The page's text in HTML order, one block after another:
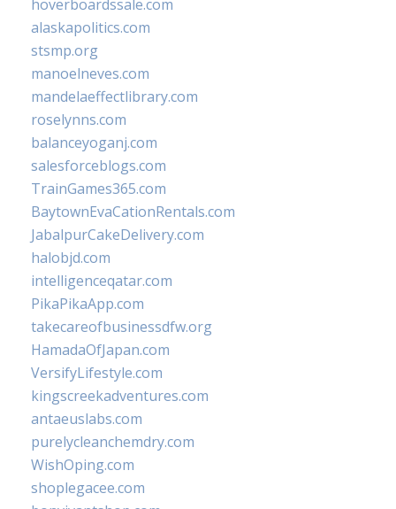
hoverboardssale.com
alaskapolitics.com
stsmp.org
manoelneves.com
mandelaeffectlibrary.com
roselynns.com
balanceyoganj.com
salesforceblogs.com
TrainGames365.com
BaytownEvaCationRentals.com
JabalpurCakeDelivery.com
halobjd.com
intelligenceqatar.com
PikaPikaApp.com
takecareofbusinessdfw.org
HamadaOfJapan.com
VersifyLifestyle.com
kingscreekadventures.com
antaeuslabs.com
purelycleanchemdry.com
WishOping.com
shoplegacee.com